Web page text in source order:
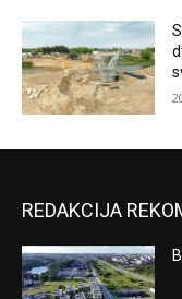
REDAKCIJA